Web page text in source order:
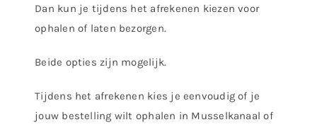
Biermeisje
aantal
Dan kun je tijdens het afrekenen kiezen voor
ophalen of laten bezorgen.
Beide opties zijn mogelijk.
Tijdens het afrekenen kies je eenvoudig of je
jouw bestelling wilt ophalen in Musselkanaal of